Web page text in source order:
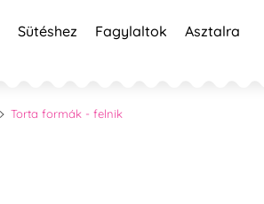
Sütéshez Fagylaltok Asztalra
Torta formák - felnik